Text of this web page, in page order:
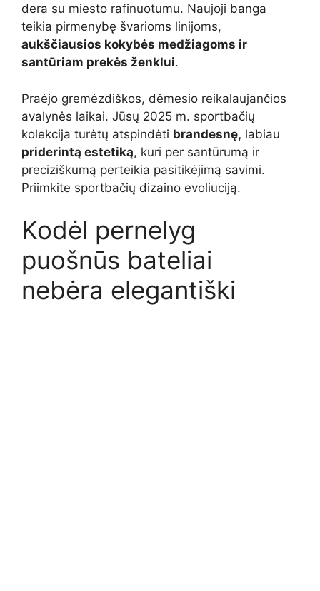
dera su miesto rafinuotumu. Naujoji banga
teikia pirmenybę švarioms linijoms,
aukščiausios kokybės medžiagoms ir
santūriam prekės ženklui.
Praėjo gremėzdiškos, dėmesio reikalaujančios
avalynės laikai. Jūsų 2025 m. sportbačių
kolekcija turėtų atspindėti brandesnę, labiau
priderintą estetiką, kuri per santūrumą ir
preciziškumą perteikia pasitikėjimą savimi.
Priimkite sportbačių dizaino evoliuciją.
Kodėl pernelyg
puošnūs bateliai
nebėra elegantiški